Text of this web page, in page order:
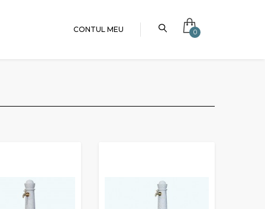
CONTUL MEU 0